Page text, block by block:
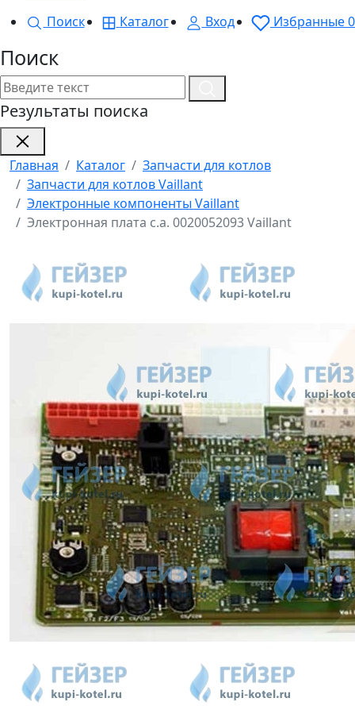
Поиск
Каталог Вход Избранные0
Поиск
Результаты поиска
Главная Каталог
Запчасти для котлов
Запчасти для котлов Vaillant
Электронные компоненты Vaillant
Электронная плата с.а. 0020052093 Vaillant